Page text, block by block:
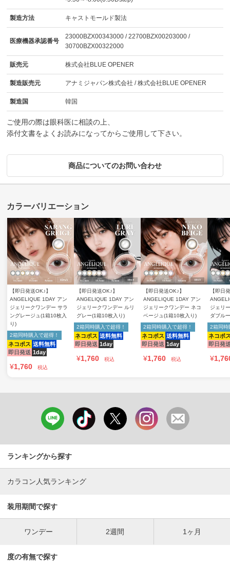
製造方法 キャストモールド製法
医療機器承認番号
23000BZX00343000 / 22700BZX00203000 /
30700BZX00322000
販売元 株式会社BLUE OPENER
製造販売元 アナミジャパン株式会社 / 株式会社BLUE OPENER
製造国 韓国
ご使用の際は眼科医に相談の上、
添付文書をよくお読みになってからご使用して下さい。
商品についてのお問い合わせ
【即日発送OK♪】
ANGELIQUE 1DAY アン
ジェリークワンデー サラ
ングレージュ(1箱10枚入
り)
ネコポス 送料無料
即日発送 1day
2箱同時購入で超得！
¥1,760 税込
【即日発送OK♪】
ANGELIQUE 1DAY アン
ジェリークワンデー ルリ
グレー(1箱10枚入り)
ネコポス 送料無料
即日発送 1day
2箱同時購入で超得！
¥1,760 税込
【即日発送OK♪】
ANGELIQUE 1DAY アン
ジェリークワンデー ネコ
ベージュ(1箱10枚入り)
ネコポス 送料無料
即日発送 1day
2箱同時購入で超得！
¥1,760 税込
【即日
ジェリ
ダブル
ネコポ
即日発
2箱同時
¥
ランキングから探す
カラコン人気ランキング
装用期間で探す
ワンデー 2週間 1ヶ月
度の有無で探す